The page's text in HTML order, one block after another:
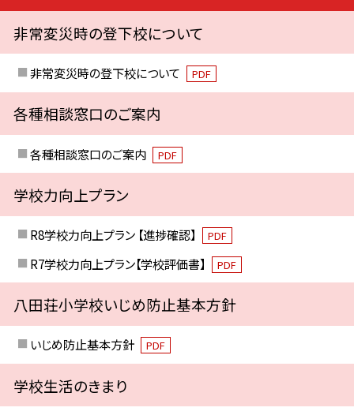
非常変災時の登下校について
非常変災時の登下校について PDF
各種相談窓口のご案内
各種相談窓口のご案内 PDF
学校力向上プラン
R8学校力向上プラン 【進捗確認】 PDF
R7学校力向上プラン【学校評価書】 PDF
八田荘小学校いじめ防止基本方針
いじめ防止基本方針 PDF
学校生活のきまり